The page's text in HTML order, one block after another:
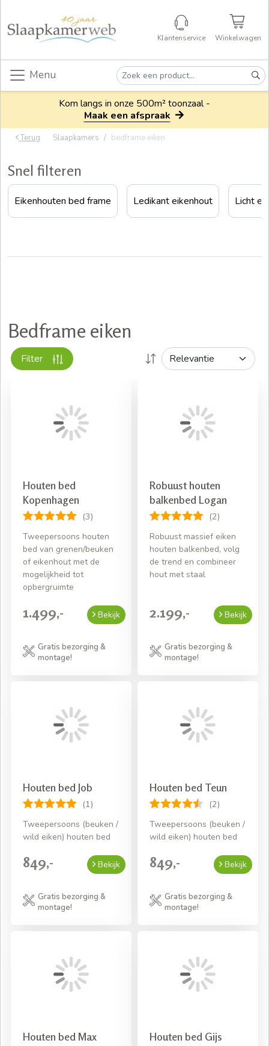
Klantenservice Winkelwagen
Menu
Kom langs in onze 500m² toonzaal -
Maak een afspraak
Terug Slaapkamers bedframe eiken
Snel filteren
Eikenhouten bed frame Ledikant eikenhout Licht
Bedframe eiken
Filter
Houten bed
Kopenhagen
(3)
Tweepersoons houten
bed van grenen/beuken
of eikenhout met de
mogelijkheid tot
opbergruimte
1.499,- Bekijk
Gratis bezorging &
montage!
Robuust houten
balkenbed Logan
(2)
Robuust massief eiken
houten balkenbed, volg
de trend en combineer
hout met staal
2.199,- Bekijk
Gratis bezorging &
montage!
Houten bed Job
(1)
Tweepersoons (beuken /
wild eiken) houten bed
849,- Bekijk
Gratis bezorging &
montage!
Houten bed Teun
(2)
Tweepersoons (beuken /
wild eiken) houten bed
849,- Bekijk
Gratis bezorging &
montage!
Houten bed Max Houten bed Gijs